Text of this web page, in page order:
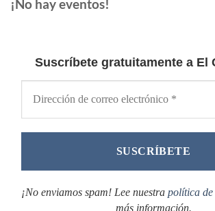
¡No hay eventos!
Suscríbete gratuitamente a El
¡No enviamos spam! Lee nuestra política
más información.